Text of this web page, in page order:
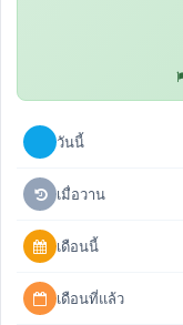
วันนี้
เมื่อวาน
เดือนนี้
เดือนที่แล้ว